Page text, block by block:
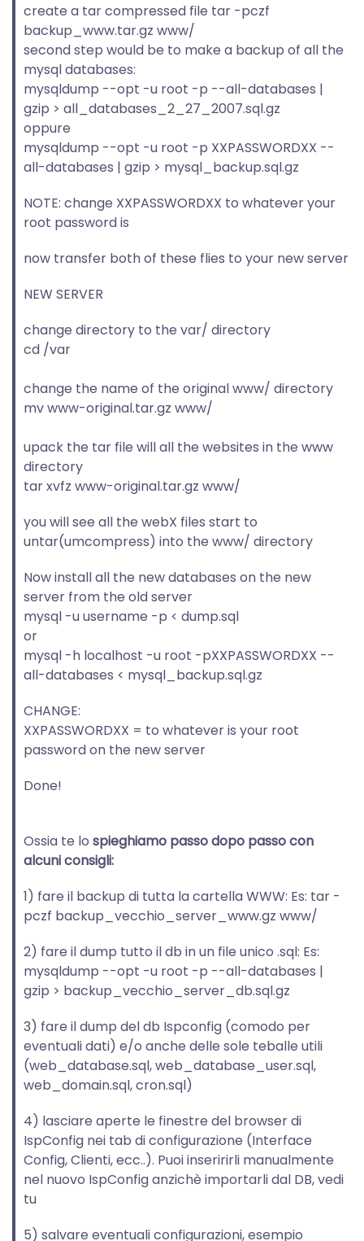
create a tar compressed file tar -pczf
backup_www.tar.gz www/
second step would be to make a backup of all the
mysql databases:
mysqldump --opt -u root -p --all-databases |
gzip > all_databases_2_27_2007.sql.gz
oppure
mysqldump --opt -u root -p XXPASSWORDXX --
all-databases | gzip > mysql_backup.sql.gz
NOTE: change XXPASSWORDXX to whatever your
root password is
now transfer both of these flies to your new server
NEW SERVER
change directory to the var/ directory
cd /var
change the name of the original www/ directory
mv www-original.tar.gz www/
upack the tar file will all the websites in the www
directory
tar xvfz www-original.tar.gz www/
you will see all the webX files start to
untar(umcompress) into the www/ directory
Now install all the new databases on the new
server from the old server
mysql -u username -p < dump.sql
or
mysql -h localhost -u root -pXXPASSWORDXX --
all-databases < mysql_backup.sql.gz
CHANGE:
XXPASSWORDXX = to whatever is your root
password on the new server
Done!
Ossia te lo spieghiamo passo dopo passo con
alcuni consigli:
1) fare il backup di tutta la cartella WWW: Es: tar -
pczf backup_vecchio_server_www.gz www/
2) fare il dump tutto il db in un file unico .sql: Es:
mysqldump --opt -u root -p --all-databases |
gzip > backup_vecchio_server_db.sql.gz
3) fare il dump del db Ispconfig (comodo per
eventuali dati) e/o anche delle sole teballe utili
(web_database.sql, web_database_user.sql,
web_domain.sql, cron.sql)
4) lasciare aperte le finestre del browser di
IspConfig nei tab di configurazione (Interface
Config, Clienti, ecc..). Puoi inseririrli manualmente
nel nuovo IspConfig anzichè importarli dal DB, vedi
tu
5) salvare eventuali configurazioni, esempio